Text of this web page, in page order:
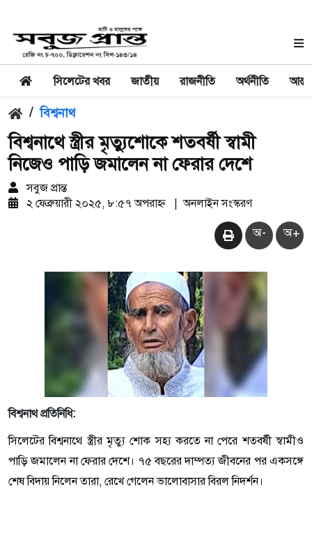
সিলেটের খবর জাতীয় রাজনীতি অর্থনীতি
/ বিশ্বনাথ
বিশ্বনাথে স্ত্রীর মৃত্যুশোকে শতবর্ষী স্বামী
নিজেও পাড়ি জমালেন না ফেরার দেশে
সবুজ প্রান্ত
২ ফেব্রুয়ারী ২০২৫, ৮:৫৭ অপরাহ্ন
অনলাইন সংস্করণ
অ- অ+
বিশ্বনাথ প্রতিনিধি:
সিলেটের বিশ্বনাথে স্ত্রীর মৃত্যু শোক সহ্য করতে না পেরে শতবর্ষী স্বামীও
পাড়ি জমালেন না ফেরার দেশে। ৭৫ বছরের দাম্পত্য জীবনের পর একসঙ্গে
শেষ বিদায় নিলেন তারা, রেখে গেলেন ভালোবাসার বিরল নিদর্শন।